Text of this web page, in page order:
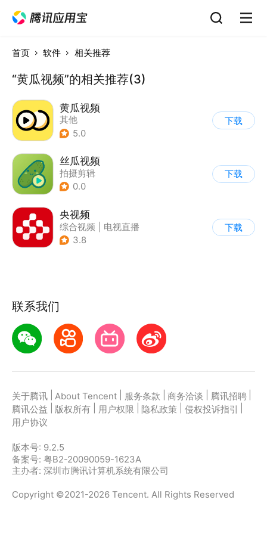
首页 软件 相关推荐
“黄瓜视频”的相关推荐(3)
黄瓜视频
其他
5.0
下载
丝瓜视频
拍摄剪辑
0.0
下载
央视频
综合视频
电视直播
3.8
下载
联系我们
关于腾讯 About Tencent 服务条款 商务洽谈 腾讯招聘
腾讯公益
版权所有 用户权限 隐私政策 侵权投诉指引
用户协议
版本号: 9.2.5
备案号: 粤B2-20090059-1623A
主办者: 深圳市腾讯计算机系统有限公司
Copyright ©2021-2026 Tencent. All Rights Reserved